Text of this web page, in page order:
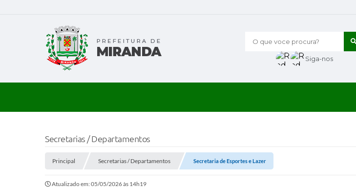
O que voce procura?
Siga-nos
Secretarias / Departamentos
Principal Secretarias / Departamentos Secretaria de Esportes e Lazer
Atualizado em: 05/05/2026 às 14h19